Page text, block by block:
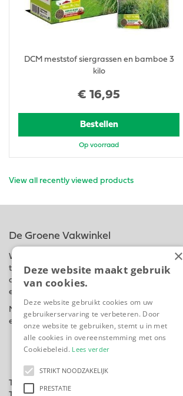
€ 16,95
DCM meststof siergrassen en bamboe 3
kilo
Bestellen
Op voorraad
View all recently viewed products
De Groene Vakwinkel
Wij hebben een ruim assortiment van
tuinbenodigdheden, bedrijfskleding,
dierenvoeding, planten en bloemen, graszaad
en meststoffen in onze winkel en webshop.
Naast
een Hoveniersbedrijf
Tuincentrum
×
Deze website maakt gebruik
van cookies.
Deze website gebruikt cookies om uw
gebruikerservaring te verbeteren. Door
onze website te gebruiken, stemt u in met
alle cookies in overeenstemming met ons
Cookiebeleid. Lees verder
STRIKT NOODZAKELIJK
PRESTATIE